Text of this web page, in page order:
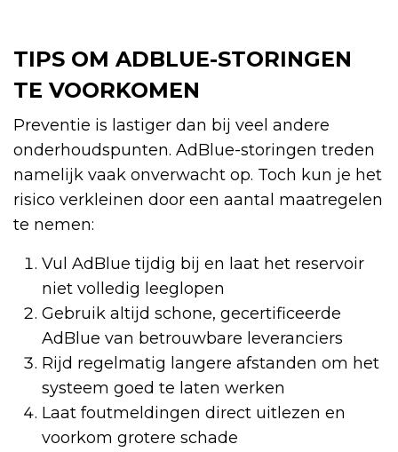
TIPS OM ADBLUE-STORINGEN
TE VOORKOMEN
Preventie is lastiger dan bij veel andere
onderhoudspunten. AdBlue-storingen treden
namelijk vaak onverwacht op. Toch kun je het
risico verkleinen door een aantal maatregelen
te nemen:
Vul AdBlue tijdig bij en laat het reservoir
niet volledig leeglopen
Gebruik altijd schone, gecertificeerde
AdBlue van betrouwbare leveranciers
Rijd regelmatig langere afstanden om het
systeem goed te laten werken
Laat foutmeldingen direct uitlezen en
voorkom grotere schade